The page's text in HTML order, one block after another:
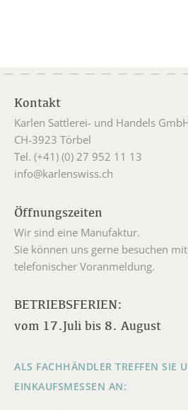
Kontakt
Karlen Sattlerei- und Handels
CH-3923 Törbel
Tel. (+41) (0) 27 952 11 13
info@karlenswiss.ch
Öffnungszeiten
Wir sind eine Manufaktur.
Sie können uns gerne besuchen mit
telefonischer Voranmeldung.
BETRIEBSFERIEN:
vom 17.Juli bis 8. August
ALS FACHHÄNDLER TREFFEN SIE
EINKAUFSMESSEN AN: